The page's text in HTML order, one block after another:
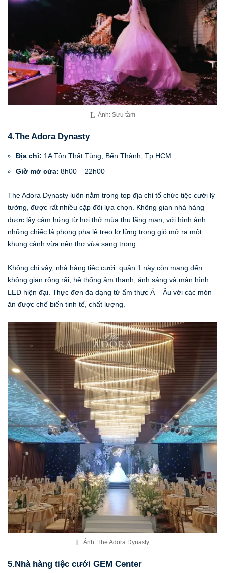
Ảnh: Sưu tầm
4.The Adora Dynasty
Địa chỉ: 1A Tôn Thất Tùng, Bến Thành, Tp.HCM
Giờ mở cửa: 8h00 – 22h00
The Adora Dynasty luôn nằm trong top địa chỉ tổ chức tiệc cưới lý
tưởng, được rất nhiều cặp đôi lựa chọn. Không gian nhà hàng
được lấy cảm hứng từ hơi thở mùa thu lãng mạn, với hình ảnh
những chiếc lá phong pha lê treo lơ lửng trong gió mở ra một
khung cảnh vừa nên thơ vừa sang trọng.
Không chỉ vậy, nhà hàng tiệc cưới quận 1 này còn mang đến
không gian rộng rãi, hệ thống âm thanh, ánh sáng và màn hình
LED hiện đại. Thực đơn đa dạng từ ẩm thực Á – Âu với các món
ăn được chế biến tinh tế, chất lượng.
Ảnh: The Adora Dynasty
5.Nhà hàng tiệc cưới GEM Center